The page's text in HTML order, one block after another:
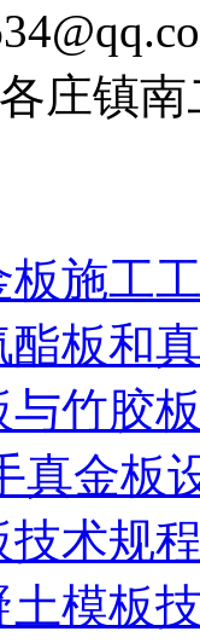
庄镇
板施工
酯板和
与竹胶
真金板
技术规
土模板